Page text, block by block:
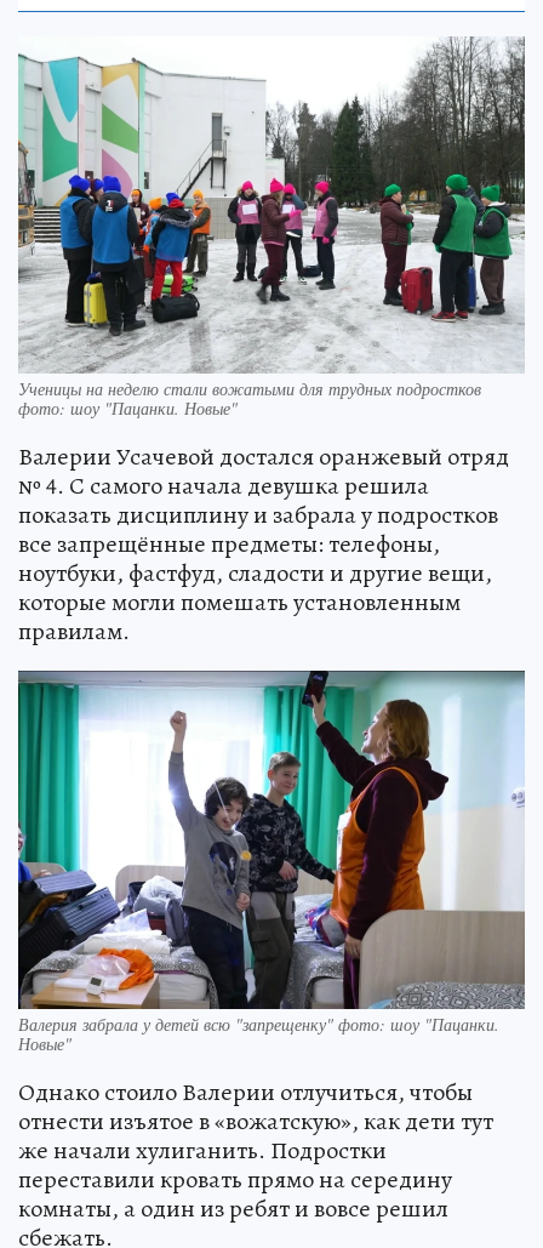
Ученицы на неделю стали вожатыми для трудных подростков
фото: шоу "Пацанки. Новые"
Валерии Усачевой достался оранжевый отряд
№ 4. С самого начала девушка решила
показать дисциплину и забрала у подростков
все запрещённые предметы: телефоны,
ноутбуки, фастфуд, сладости и другие вещи,
которые могли помешать установленным
правилам.
Валерия забрала у детей всю "запрещенку" фото: шоу "Пацанки.
Новые"
Однако стоило Валерии отлучиться, чтобы
отнести изъятое в «вожатскую», как дети тут
же начали хулиганить. Подростки
переставили кровать прямо на середину
комнаты, а один из ребят и вовсе решил
сбежать.